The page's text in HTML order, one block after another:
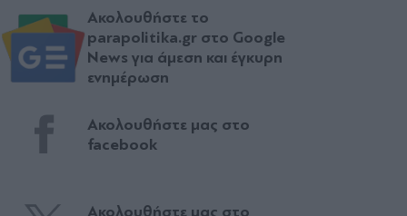
Ακολουθήστε το
parapolitika.gr στο Google
News για άμεση και έγκυρη
ενημέρωση
Ακολουθήστε μας στο
facebook
Ακολουθήστε μας στο